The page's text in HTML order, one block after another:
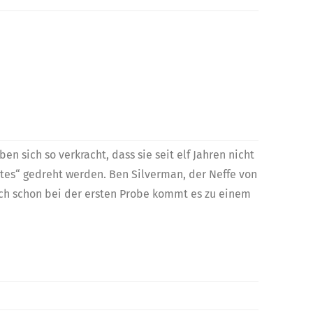
sich so verkracht, dass sie seit elf Jahren nicht
gedreht werden. Ben Silverman, der Neffe von
schon bei der ersten Probe kommt es zu einem